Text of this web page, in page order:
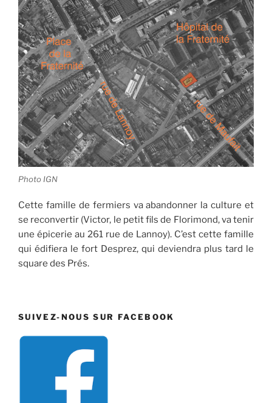
Photo IGN
Cette famille de fermiers va abandonner la culture et
se reconvertir (Victor, le petit fils de Florimond, va tenir
une épicerie au 261 rue de Lannoy). C’est cette famille
qui édifiera le fort Desprez, qui deviendra plus tard le
square des Prés.
SUIVEZ-NOUS SUR FACEBOOK